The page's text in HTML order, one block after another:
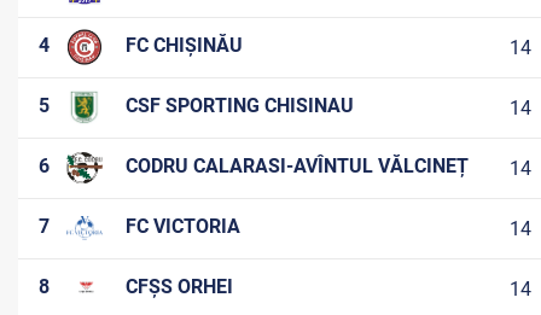
4 FC CHIȘINĂU 14
5 CSF SPORTING CHISINAU 14
6 CODRU CALARASI-AVÎNTUL VĂLCINEȚ 14
7 FC VICTORIA 14
8 CFȘS ORHEI 14